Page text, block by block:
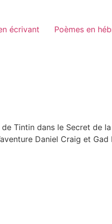
écrivant Poèmes en
Tintin dans le Secret de
Daniel Craig et